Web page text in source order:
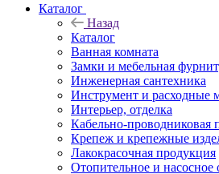
Каталог
Назад
Каталог
Ванная комната
Замки и мебельная
Инженерная сантехника
Инструмент и расходные
Интерьер, отделка
Кабельно-проводниковая
Крепеж и крепежные
Лакокрасочная продукция
Отопительное и насосное